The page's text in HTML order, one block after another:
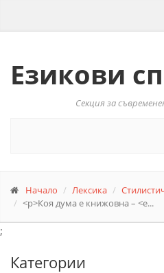
Езикови
Секция за
Начало Лексика
<p>Коя дума е книжовна – <e...
;
Категории